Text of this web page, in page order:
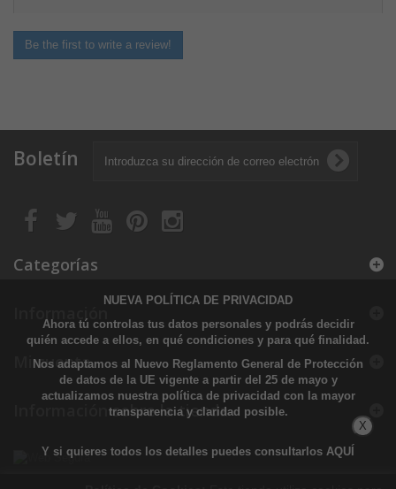
Be the first to write a review!
Boletín
Categorías
Información
Mi cuenta
Información sobre la tienda
NUEVA POLÍTICA DE PRIVACIDAD
Ahora tú controlas tus datos personales y podrás decidir
quién accede a ellos, en qué condiciones y para qué finalidad.
Nos adaptamos al Nuevo Reglamento General de Protección
de datos de la UE vigente a partir del 25 de mayo y
actualizamos nuestra política de privacidad con la mayor
transparencia y claridad posible.
Y si quieres todos los detalles puedes consultarlos AQUÍ
X